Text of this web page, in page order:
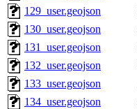
129_user.geojson
130_user.geojson
131_user.geojson
132_user.geojson
133_user.geojson
134_user.geojson